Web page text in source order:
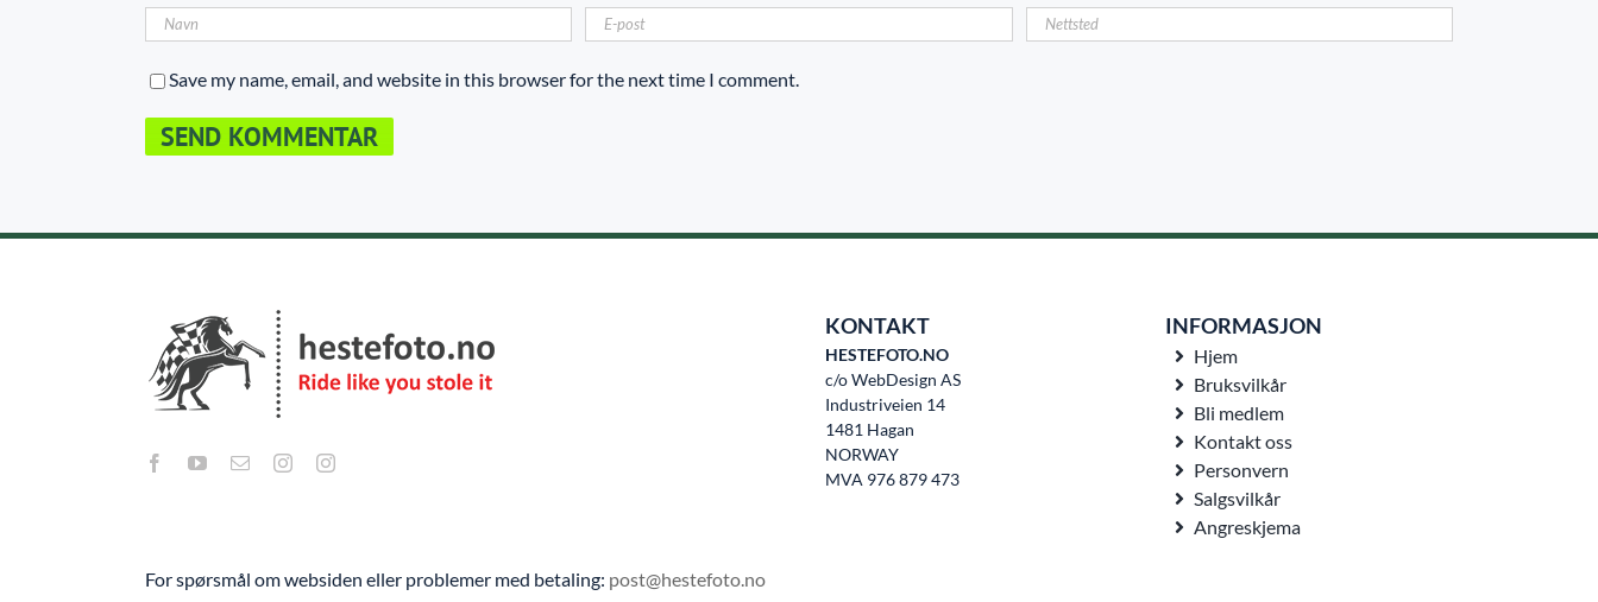
Save my name, email, and website in this browser for the next time I comment.
KONTAKT
HESTEFOTO.NO
c/o WebDesign AS
Industriveien 14
1481 Hagan
NORWAY
MVA 976 879 473
INFORMASJON
Hjem
Bruksvilkår
Bli medlem
Kontakt oss
Personvern
Salgsvilkår
Angreskjema
For spørsmål om websiden eller problemer med betaling: post@hestefoto.no